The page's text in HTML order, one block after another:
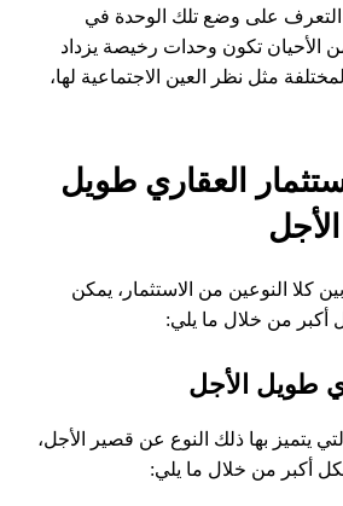
التعرف على وضع تلك الوحدة في
الأحيان تكون وحدات رخيصة يزداد
مثل نظر العين الاجتماعية لها،
العقاري طويل
كلا النوعين من الاستثمار، يمكن
من خلال ما يلي:
طويل الأجل
يتميز بها ذلك النوع عن قصير الأجل،
أكبر من خلال ما يلي: